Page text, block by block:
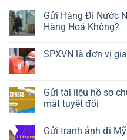
Gửi Hàng Đi Nước
Hàng Hoá Không?
SPXVN là đơn vị
Gửi tài liệu hồ sơ
mật tuyệt đối
Gửi tranh ảnh đi